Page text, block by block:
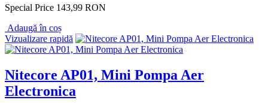
Special Price 143,99 RON
Adaugă în coș
Vizualizare rapidă
Nitecore AP01, Mini Pompa Aer
Electronica